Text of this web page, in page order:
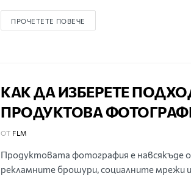
ПРОЧЕТЕТЕ ПОВЕЧЕ
КАК ДА ИЗБЕРЕТЕ
ПРОДУКТОВА
ОТ FLM
Продуктовата фотография е навсякъде
рекламните брошури, социалните мрежи